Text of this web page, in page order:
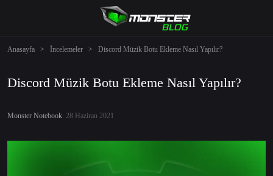
Anasayfa > İncelemeler > Discord Müzik Botu Ekleme Nasıl Yapılır?
Discord Müzik Botu Ekleme Nasıl Yapılır?
Monster Notebook 28 Haziran 2021